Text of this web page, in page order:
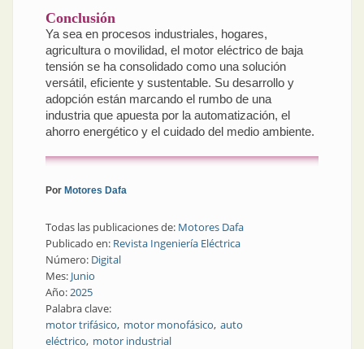
Conclusión
Ya sea en procesos industriales, hogares,
agricultura o movilidad, el motor eléctrico de baja
tensión se ha consolidado como una solución
versátil, eficiente y sustentable. Su desarrollo y
adopción están marcando el rumbo de una
industria que apuesta por la automatización, el
ahorro energético y el cuidado del medio ambiente.
Por Motores Dafa
Todas las publicaciones de: Motores Dafa
Publicado en: Revista Ingeniería Eléctrica
Número: Digital
Mes: Junio
Año: 2025
Palabra clave:
motor trifásico motor monofásico auto
eléctrico motor industrial